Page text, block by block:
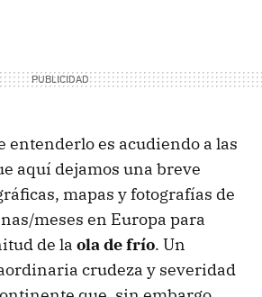
entenderlo es acudiendo a las
aquí dejamos una breve
mapas y fotografías de
meses en Europa para
de la ola de frío. Un
crudeza y severidad